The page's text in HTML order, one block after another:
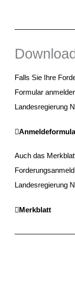
Falls Sie Ihre
Formular
Landesregierung
Auch das
Landesregierung
Merkblatt